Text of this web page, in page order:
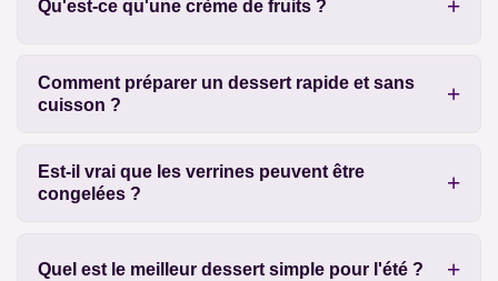
Qu'est-ce qu'une crème de fruits ?
Comment préparer un dessert rapide et sans
cuisson ?
Est-il vrai que les verrines peuvent être
congelées ?
Quel est le meilleur dessert simple pour l'été ?